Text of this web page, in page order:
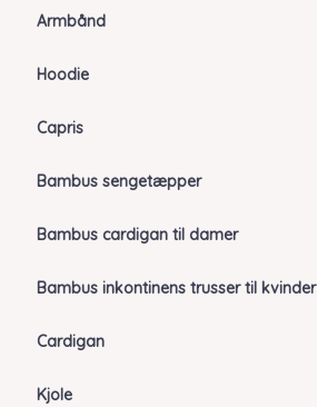
Armbånd
Hoodie
Capris
Bambus sengetæpper
Bambus cardigan til damer
Bambus inkontinens trusser til kvinder
Cardigan
Kjole